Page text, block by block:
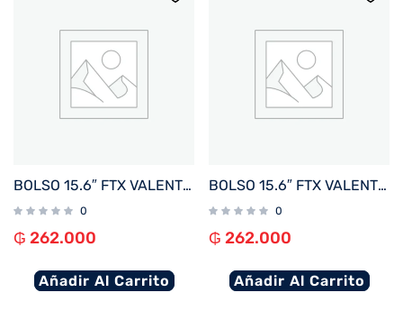
BOLSO 15.6″ FTX VALENTINA-GO VERDE OLIVA
0
₲ 262.000
Añadir Al Carrito
BOLSO 15.6″ FTX VALENTINA-BL AZUL
0
₲ 262.000
Añadir Al Carrito